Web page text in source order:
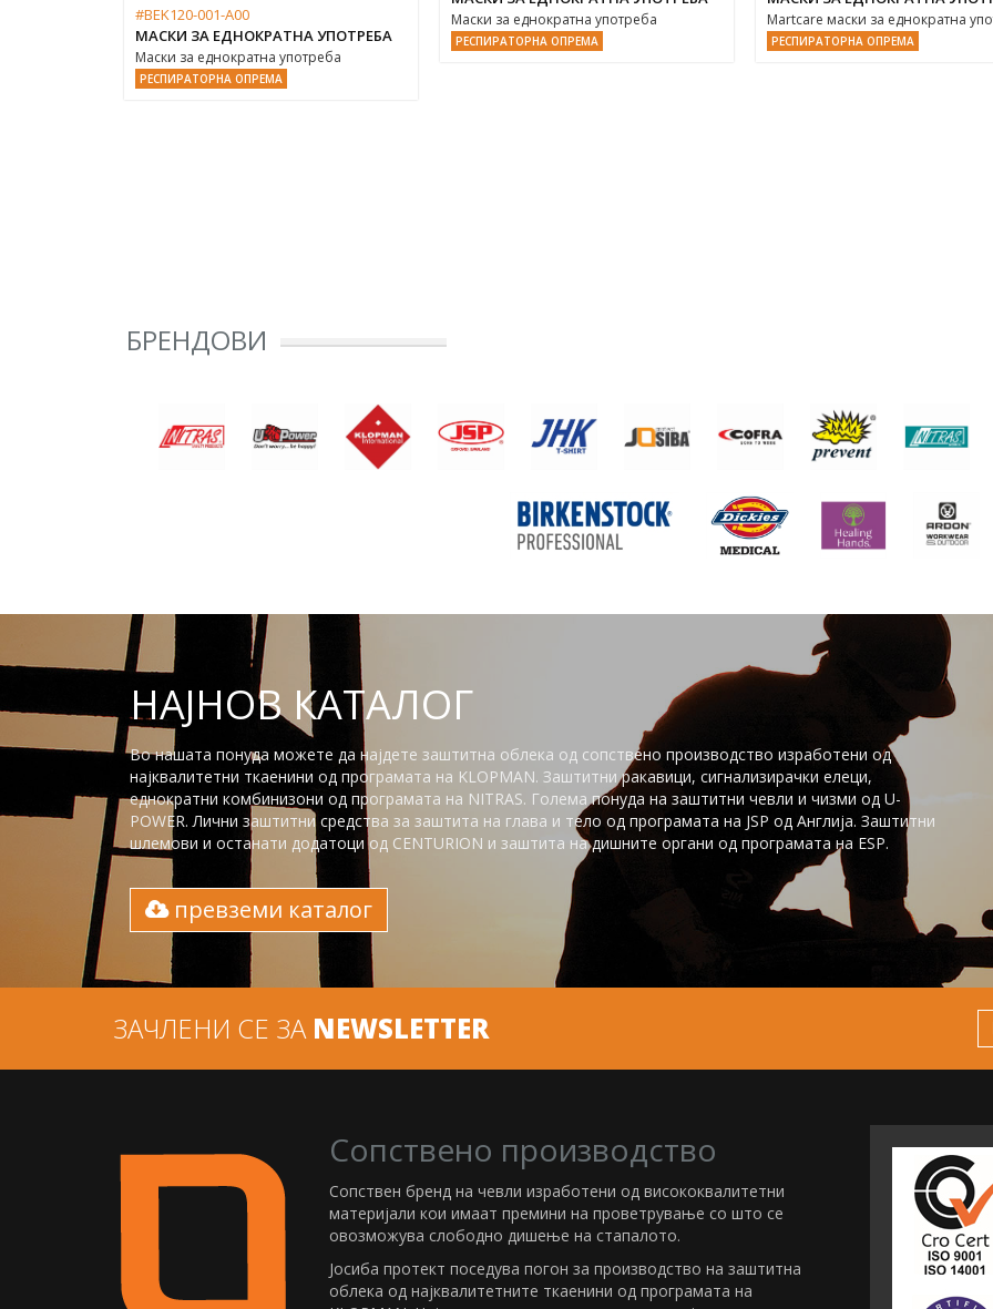
#BEK120-001-A00
МАСКИ ЗА ЕДНОКРАТНА УПОТРЕБА
Маски за еднократна употреба
РЕСПИРАТОРНА ОПРЕМА
Маски за еднократна употреба
РЕСПИРАТОРНА ОПРЕМА
Martcare маски за еднократна
РЕСПИРАТОРНА ОПРЕМА
БРЕНДОВИ
НАЈНОВ КАТАЛОГ
Во нашата понуда можете да најдете заштитна облека од сопствено производство изработени од
најквалитетни ткаенини од програмата на KLOPMAN. Заштитни ракавици, сигнализирачки елеци,
еднократни комбинизони од програмата на NITRAS. Голема понуда на заштитни чевли и чизми од U-
POWER. Лични заштитни средства за заштита на глaва и тело од програмата на JSP од Англија. Заштитни
шлемови и останати додатоци од CENTURION и заштита на дишните органи од програмата на ESP.
превземи каталог
ЗАЧЛЕНИ СЕ ЗА NEWSLETTER
Сопствено производство
Сопствен бренд на чевли изработени од висококвалитетни
материјали кои имаат премини на проветрување со што се
овозможува слободно дишење на стапалото.
Јосиба протект поседува погон за производство на заштитна
облека од најквалитетните ткаенини од програмата на